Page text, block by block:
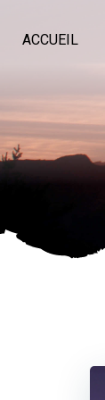
ACCUEIL